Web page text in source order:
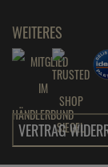
WEITERES
VERTRAG